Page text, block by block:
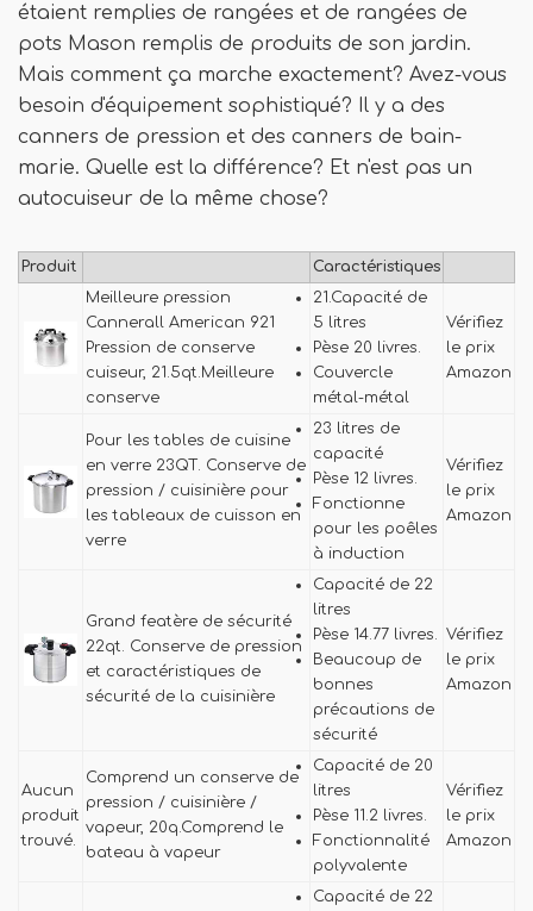
étaient remplies de rangées et de rangées de
pots Mason remplis de produits de son jardin.
Mais comment ça marche exactement? Avez-vous
besoin d'équipement sophistiqué? Il y a des
canners de pression et des canners de bain-
marie. Quelle est la différence? Et n'est pas un
autocuiseur de la même chose?
Produit
Caractéristiques
Meilleure pression
Cannerall American 921
Pression de conserve
cuiseur, 21.5qt.Meilleure
conserve
21.Capacité de
5 litres
Pèse 20 livres.
Couvercle
métal-métal
Vérifiez
le prix
Amazon
Pour les tables de cuisine
en verre 23QT. Conserve de
pression / cuisinière pour
les tableaux de cuisson en
verre
23 litres de
capacité
Pèse 12 livres.
Fonctionne
pour les poêles
à induction
Vérifiez
le prix
Amazon
Grand featère de sécurité
22qt. Conserve de pression
et caractéristiques de
sécurité de la cuisinière
Capacité de 22
litres
Pèse 14.77 livres.
Beaucoup de
bonnes
précautions de
sécurité
Vérifiez
le prix
Amazon
Aucun
produit
trouvé.
Comprend un conserve de
pression / cuisinière /
vapeur, 20q.Comprend le
bateau à vapeur
Capacité de 20
litres
Pèse 11.2 livres.
Fonctionnalité
polyvalente
Vérifiez
le prix
Amazon
Capacité de 22